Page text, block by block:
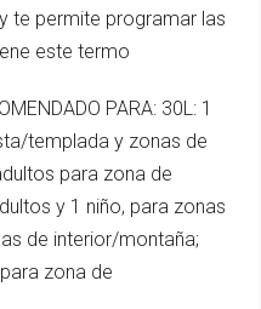
te permite programar las
este termo
PARA: 30L: 1
templada y zonas de
para zona de
y 1 niño, para zonas
de interior/montaña;
zona de